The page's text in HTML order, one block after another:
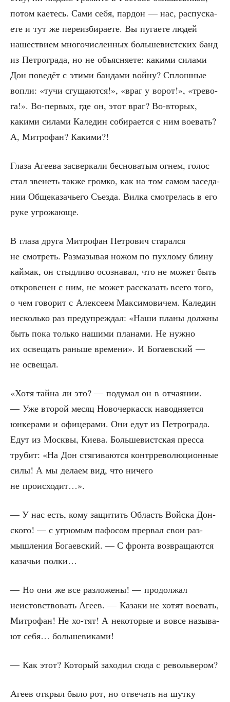
потом кае­тесь. Сами себя, пар­дон — нас, рас­пус­ка­
е­те и тут же пере­из­би­ра­е­те. Вы пуга­е­те людей
наше­стви­ем мно­го­чис­лен­ных боль­ше­вист­ских банд
из Пет­ро­гра­да, но не объ­яс­ня­е­те: каки­ми сила­ми
Дон пове­дёт с эти­ми бан­да­ми вой­ну? Сплош­ные
вопли: «тучи сгу­ща­ют­ся!», «враг у ворот!», «тре­во­
га!». Во-пер­вых, где он, этот враг? Во-вто­рых,
каки­ми сила­ми Кале­дин соби­ра­ет­ся с ним вое­вать?
А, Мит­ро­фан? Какими?!
Гла­за Аге­е­ва засвер­ка­ли бес­но­ва­тым огнем, голос
стал зве­неть так­же гром­ко, как на том самом засе­да­
нии Обще­ка­за­чье­го Съез­да. Вил­ка смот­ре­лась в его
руке угрожающе.
В гла­за дру­га Мит­ро­фан Пет­ро­вич ста­рал­ся
не смот­реть. Раз­ма­зы­вая ножом по пух­ло­му бли­ну
кай­мак, он стыд­ли­во осо­зна­вал, что не может быть
откро­ве­нен с ним, не может рас­ска­зать все­го того,
о чем гово­рит с Алек­се­ем Мак­си­мо­ви­чем. Кале­дин
несколь­ко раз пре­ду­пре­ждал: «Наши пла­ны долж­ны
быть пока толь­ко наши­ми пла­на­ми. Не нуж­но
их осве­щать рань­ше вре­ме­ни». И Бога­ев­ский —
не освещал.
«Хотя тай­на ли это? — поду­мал он в отча­я­нии.
— Уже вто­рой месяц Ново­чер­касск навод­ня­ет­ся
юнке­ра­ми и офи­це­ра­ми. Они едут из Пет­ро­гра­да.
Едут из Моск­вы, Кие­ва. Боль­ше­вист­ская прес­са
тру­бит: «На Дон стя­ги­ва­ют­ся контр­ре­во­лю­ци­он­ные
силы! А мы дела­ем вид, что ниче­го
не происходит…».
— У нас есть, кому защи­тить Область Вой­ска Дон­
ско­го! — с угрю­мым пафо­сом пре­рвал свои раз­
мыш­ле­ния Бога­ев­ский. — С фрон­та воз­вра­ща­ют­ся
каза­чьи полки…
— Но они же все раз­ло­же­ны! — про­дол­жал
неистов­ство­вать Аге­ев. — Каза­ки не хотят вое­вать,
Мит­ро­фан! Не хо-тят! А неко­то­рые и вовсе назы­ва­
ют себя… большевиками!
— Как этот? Кото­рый захо­дил сюда с револьвером?
Аге­ев открыл было рот, но отве­чать на шут­ку